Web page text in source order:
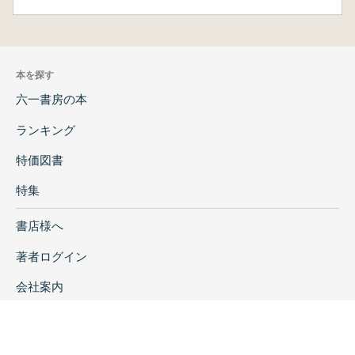
本を探す
六一書房の本
ランキング
特価図書
特集
書店様へ
著者ログイン
会社案内